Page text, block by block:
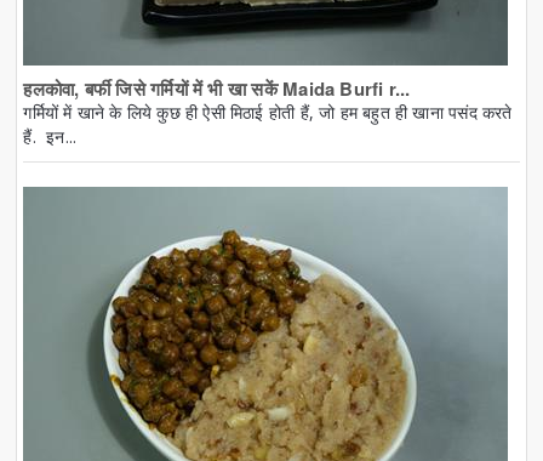
हलकोवा, बर्फी जिसे गर्मियों में भी खा सकें Maida Burfi r...
गर्मियों में खाने के लिये कुछ ही ऐसी मिठाई होती हैं, जो हम बहुत ही खाना पसंद करते
हैं. इन...